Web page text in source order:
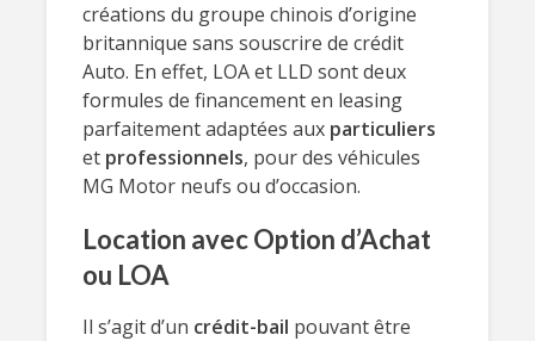
créations du groupe chinois d’origine
britannique sans souscrire de crédit
Auto. En effet, LOA et LLD sont deux
formules de financement en leasing
parfaitement adaptées aux particuliers
et professionnels, pour des véhicules
MG Motor neufs ou d’occasion.
Location avec Option d’Achat
ou LOA
Il s’agit d’un crédit-bail pouvant être